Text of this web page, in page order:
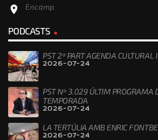
location_on Encamp
PODCASTS
PST 2ª PART AGENDA CULTURAL
2026-07-24
PST Nº 3.029 ÚLTIM PROGRAMA
TEMPORADA
2026-07-24
LA TERTÚLIA AMB ENRIC
2026-07-24